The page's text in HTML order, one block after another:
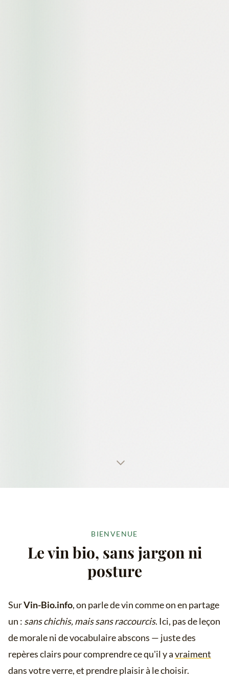
BIENVENUE
Le vin bio, sans jargon ni
posture
SurVin-Bio.info, on parle de vin comme on en partage
un : sans chichis, mais sans raccourcis. Ici, pas de leçon
de morale ni de vocabulaire abscons — juste des
repères clairs pour comprendre ce qu'il y avraiment
dans votre verre, et prendre plaisir à le choisir.